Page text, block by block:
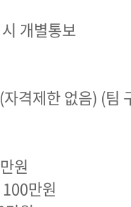
개별통보
격제한 없음) (팀
원
만원